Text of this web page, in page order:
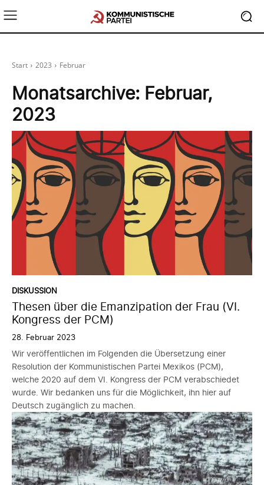
Start 2023 Februar
Monatsarchive: Februar,
2023
DISKUSSION
Thesen über die Emanzipation der Frau (VI.
Kongress der PCM)
28. Februar 2023
Wir veröffentlichen im Folgenden die Übersetzung einer
Resolution der Kommunistischen Partei Mexikos (PCM),
welche 2020 auf dem VI. Kongress der PCM verabschiedet
wurde. Wir bedanken uns für die Möglichkeit, ihn hier auf
Deutsch zugänglich zu machen.